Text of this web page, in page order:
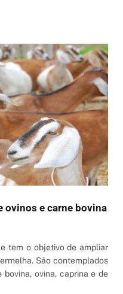
ovinos e carne bovina
tem o objetivo de ampliar
São contemplados
bovina, ovina, caprina e de